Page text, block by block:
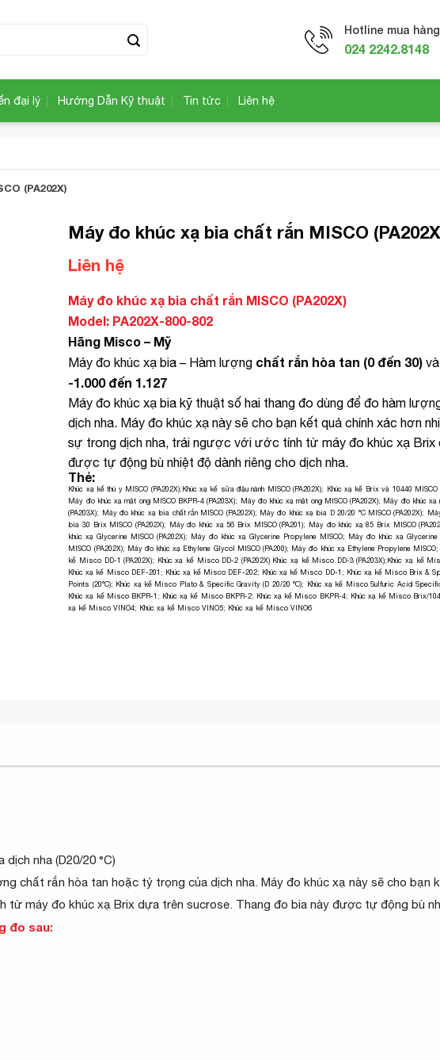
Hotline mua hàng
024 2242.8148
đại lý Hướng Dẫn Kỹ thuật Tin tức Liên hệ
(PA202X)
Máy đo khúc xạ bia chất rắn MISCO
Liên hệ
Máy đo khúc xạ bia chất rắn MISCO (PA202X)
Model: PA202X-800-802
Hãng Misco – Mỹ
Máy đo khúc xạ bia – Hàm lượng chất rắn hòa tan (0 đến 30)
-1.000 đến 1.127
Máy đo khúc xạ bia kỹ thuật số hai thang đo dùng để đo hàm
dịch nha. Máy đo khúc xạ này sẽ cho bạn kết quả chính xác hơn
sự trong dịch nha, trái ngược với ước tính từ máy đo khúc xạ Brix
được tự động bù nhiệt độ dành riêng cho dịch nha.
Thẻ:
Khúc xạ kế thú y MISCO (PA202X);Khúc xạ kế sữa đậu nành MISCO (PA202X); Khúc xạ kế Brix và 10440 MISCO
Máy đo khúc xạ mật ong MISCO BKPR-4 (PA203X); Máy đo khúc xạ mật ong MISCO (PA202X); Máy đo khúc xạ
(PA203X); Máy đo khúc xạ bia chất rắn MISCO (PA202X); Máy đo khúc xạ bia D 20/20 °C MISCO (PA202X);
bia 30 Brix MISCO (PA202X); Máy đo khúc xạ 56 Brix MISCO (PA201); Máy đo khúc xạ 85 Brix MISCO
khúc xạ Glycerine MISCO (PA202X); Máy đo khúc xạ Glycerine Propylene MISCO; Máy đo khúc xạ Glycerine
MISCO (PA202X); Máy đo khúc xạ Ethylene Glycol MISCO (PA200); Máy đo khúc xạ Ethylene Propylene MISCO;
kế Misco DD-1 (PA202X); Khúc xạ kế Misco DD-2 (PA202X) Khúc xạ kế Misco DD-3 (PA203X);Khúc xạ kế
Khúc xạ kế Misco DEF-201 ; Khúc xạ kế Misco DEF-202; Khúc xạ kế Misco DD-1 ; Khúc xạ kế Misco Brix &
Points (20°C); Khúc xạ kế Misco Plato & Specific Gravity (D 20/20 °C); Khúc xạ kế Misco Sulfuric Acid
Khúc xạ kế Misco BKPR-1 ; Khúc xạ kế Misco BKPR-2; Khúc xạ kế Misco BKPR-4; Khúc xạ kế Misco Brix/
xạ kế Misco VINO4; Khúc xạ kế Misco VINO5; Khúc xạ kế Misco VINO6
nha (D20/20 °C)
chất rắn hòa tan hoặc tỷ trọng của dịch nha. Máy đo khúc xạ này sẽ cho bạn
máy đo khúc xạ Brix dựa trên sucrose. Thang đo bia này được tự động bù
đo sau: